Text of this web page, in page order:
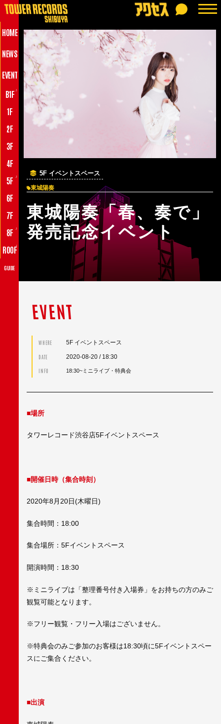
HOME
NEWS
EVENT
B1F ♪
1F
2F
3F
4F
5F
♪
6F
7F
8F
♪
ROOF♪
GUIDE
5F イベントスペース
東城陽奏
東城陽奏「春、奏で」
発売記念イベント
EVENT
WHERE 5F イベントスペース
DATE 2020-08-20 / 18:30
INFO 18:30~ミニライブ・特典会
■場所
タワーレコード渋谷店5Fイベントスペース
■開催日時（集合時刻）
2020年8月20日(木曜日)
集合時間：18:00
集合場所：5Fイベントスペース
開演時間：18:30
※ミニライブは「整理番号付き入場券」をお持ちの方のみご
観覧可能となります。
※フリー観覧・フリー入場はございません。
※特典会のみご参加のお客様は18:30頃に5Fイベントスペー
スにご集合ください。
■出演